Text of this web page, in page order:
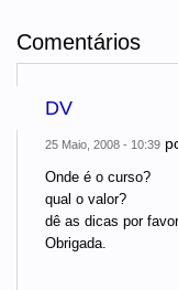
Comentários
DV
25 Maio, 2008 - 10:39
Onde é o curso?
qual o valor?
dê as dicas por
Obrigada.